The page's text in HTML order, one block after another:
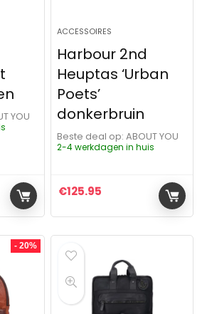
YOU
ACCESSOIRES
Harbour 2nd
Heuptas ‘Urban
Poets’
donkerbruin
Beste deal op:
ABOUT YOU
2-4 werkdagen in huis
€125.95
- 20%